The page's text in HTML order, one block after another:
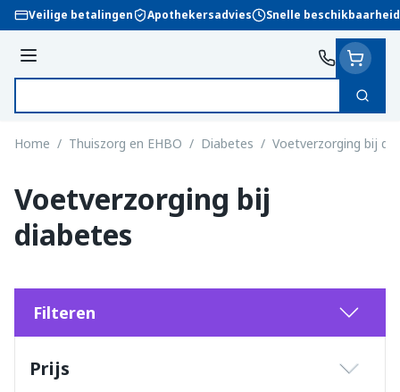
Ga naar de inhoud
Veilige betalingen Apothekersadvies Snelle beschikbaarheid
Menu
Zoek
Home / Thuiszorg en EHBO / Diabetes / Voetverzorging bij
Voetverzorging bij
diabetes
Filteren
Prijs